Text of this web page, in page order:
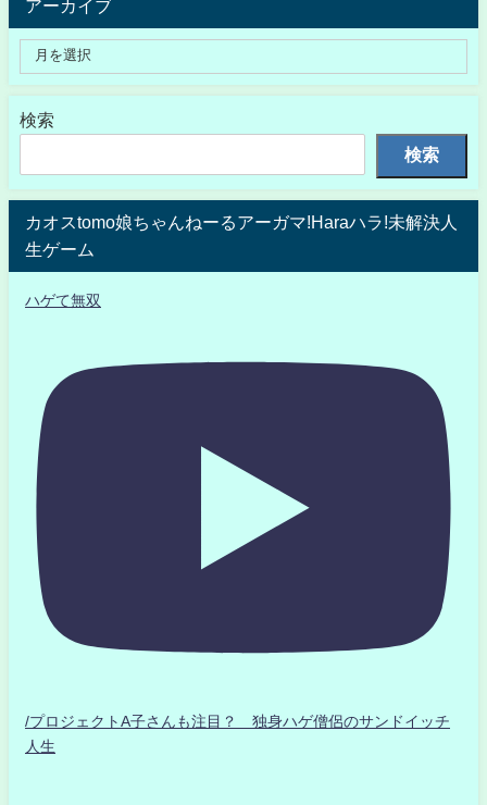
アーカイブ
検索
検索
カオスtomo娘ちゃんねーるアーガマ!Haraハラ!未解決人
生ゲーム
ハゲて無双
/プロジェクトA子さんも注目？ 独身ハゲ僧侶のサンドイッチ
人生